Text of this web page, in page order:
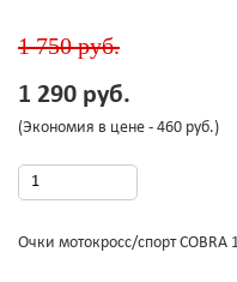
1 750 руб.
1 290 руб.
(Экономия в цене - 460 руб.)
Очки мотокросс/спорт COBRA